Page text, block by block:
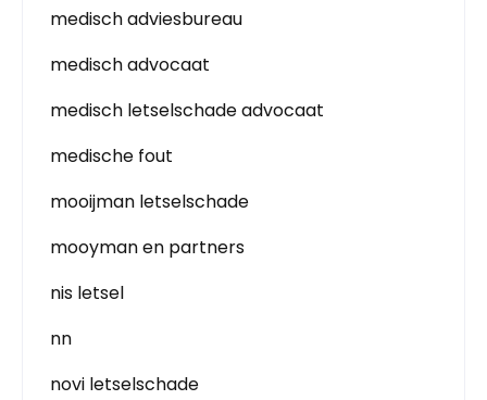
medisch adviesbureau
medisch advocaat
medisch letselschade advocaat
medische fout
mooijman letselschade
mooyman en partners
nis letsel
nn
novi letselschade